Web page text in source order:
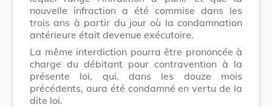
nouvelle infraction a été commise dans les
trois ans à partir du jour où la condamnation
antérieure était devenue exécutoire.
La même interdiction pourra être prononcée à
charge du débitant pour contravention à la
présente loi, qui, dans les douze mois
précédents, aura été condamné en vertu de la
dite loi.